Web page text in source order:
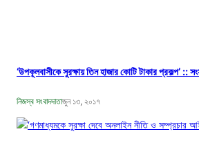
‘উপকূলবাসীকে সুরক্ষায় তিন হাজার কোটি টাকার প্রকল্প’ ::
নিজস্ব সংবাদদাতাজুন ১৩, ২০১৭